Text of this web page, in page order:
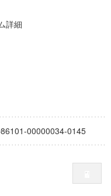
ュート
ラム「超成熟社会発展のサ
詳細
00000034-0145